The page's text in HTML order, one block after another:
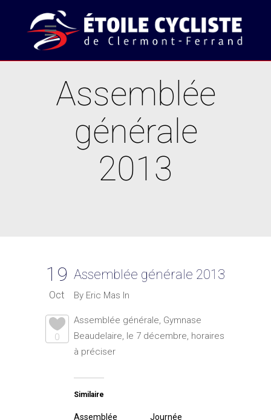
Assemblée
générale
2013
19
Oct
0
Assemblée générale 2013
By Eric Mas In
Assemblée générale, Gymnase
Beaudelaire, le 7 décembre, horaires
à préciser
Similaire
Assemblée
Journée